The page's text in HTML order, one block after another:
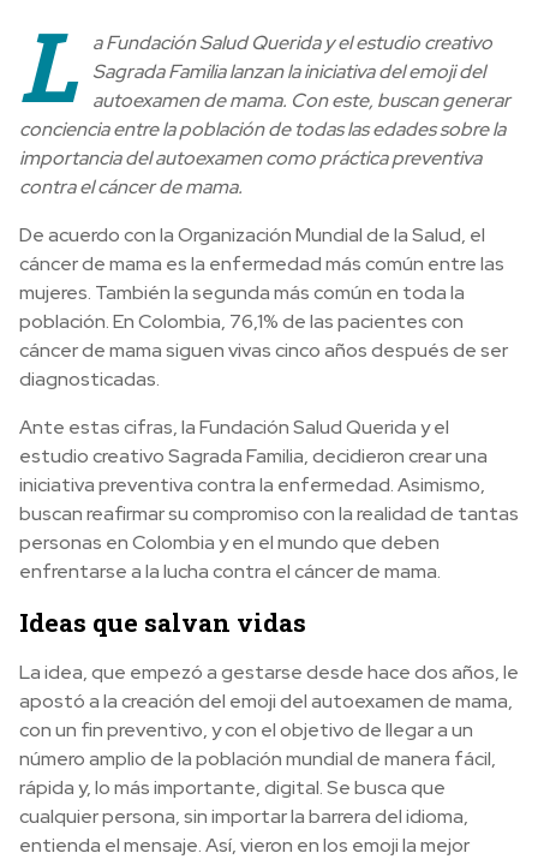
L
a Fundación Salud Querida y el estudio creativo
Sagrada Familia lanzan la iniciativa del emoji del
autoexamen de mama. Con este, buscan generar
conciencia entre la población de todas las edades sobre la
importancia del autoexamen como práctica preventiva
contra el cáncer de mama.
De acuerdo con la Organización Mundial de la Salud, el
cáncer de mama es la enfermedad más común entre las
mujeres. También la segunda más común en toda la
población. En Colombia, 76,1% de las pacientes con
cáncer de mama siguen vivas cinco años después de ser
diagnosticadas.
Ante estas cifras, la Fundación Salud Querida y el
estudio creativo Sagrada Familia, decidieron crear una
iniciativa preventiva contra la enfermedad. Asimismo,
buscan reafirmar su compromiso con la realidad de tantas
personas en Colombia y en el mundo que deben
enfrentarse a la lucha contra el cáncer de mama.
Ideas que salvan vidas
La idea, que empezó a gestarse desde hace dos años, le
apostó a la creación del emoji del autoexamen de mama,
con un fin preventivo, y con el objetivo de llegar a un
número amplio de la población mundial de manera fácil,
rápida y, lo más importante, digital. Se busca que
cualquier persona, sin importar la barrera del idioma,
entienda el mensaje. Así, vieron en los emoji la mejor